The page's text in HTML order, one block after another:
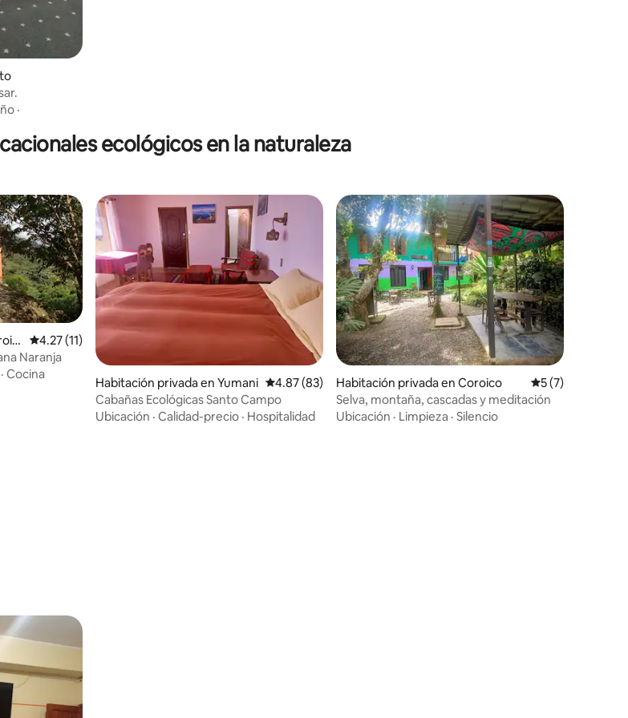
·
ecológicos en la naturaleza
Calificación promedio: 4.27 de 5, 11 reseñas
4.27 (11)
Naranja
· Cocina
Habitación privada en Yumani Calificación promedio: 4.87 de 5, 83 reseñas
4.87 (83)
Cabañas Ecológicas Santo Campo
Ubicación · Calidad-precio · Hospitalidad
Habitación privada en Coroico Calificación
5 (7)
Selva, montaña, cascadas y meditación
Ubicación · Limpieza · Silencio